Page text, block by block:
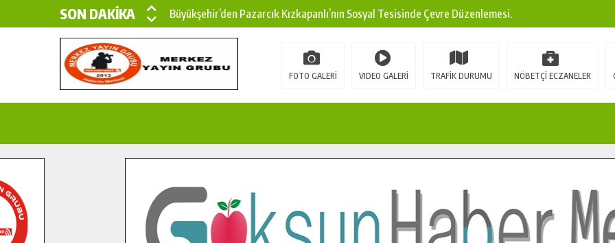
SON DAKİKA
Büyükşehir’den Pazarcık Kızkapanlı’nın Sosyal Tesisinde Çevre Düzenlemesi.
Büyükşehir’den Pazarcık Kırsalına Modern Ulaşım Yatırımı.
Çin’den KSÜ’ye Uluslararası Başarı: Edinilen Bilgi Türk Tarımına Katkı Sağlayacak.
İlçe Jandarma Komutanı Karakaya’dan Başkan Cüce’ye Veda Ziyareti.
Bertiz’in Yeni Köprüsünde Sona Doğru.
FOTO GALERİ VIDEO GALERİ TRAFİK DURUMU NÖBETÇİ ECZANELER